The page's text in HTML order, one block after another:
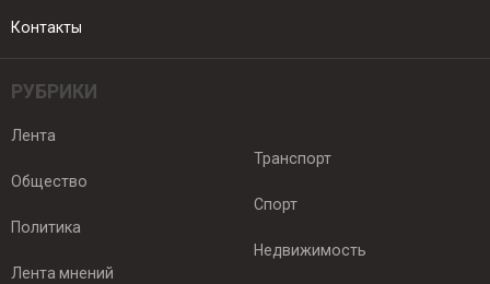
Контакты
РУБРИКИ
Лента
Общество
Политика
Лента мнений
Транспорт
Спорт
Недвижимость